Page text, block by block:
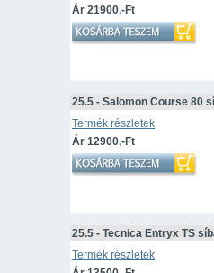
Ár 21900,-Ft
25.5 - Salomon Course 80
Termék részletek
Ár 12900,-Ft
25.5 - Tecnica Entryx TS
Termék részletek